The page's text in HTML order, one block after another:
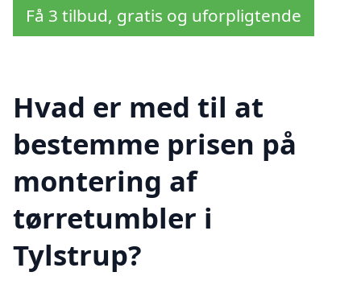
Få 3 tilbud, gratis og uforpligtende
Hvad er med til at
bestemme prisen på
montering af
tørretumbler i
Tylstrup?